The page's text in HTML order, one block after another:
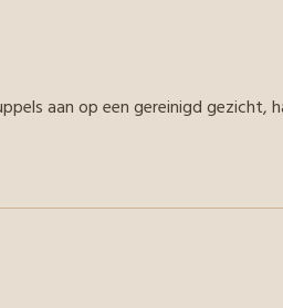
aan op een gereinigd